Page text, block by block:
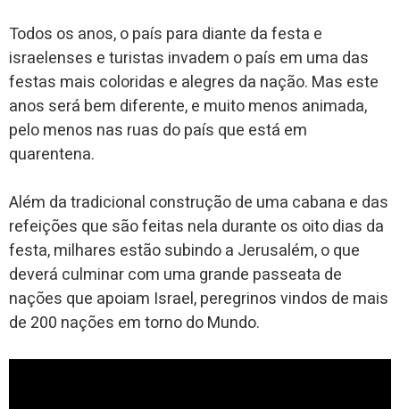
Todos os anos, o país para diante da festa e
israelenses e turistas invadem o país em uma das
festas mais coloridas e alegres da nação. Mas este
anos será bem diferente, e muito menos animada,
pelo menos nas ruas do país que está em
quarentena.
Além da tradicional construção de uma cabana e das
refeições que são feitas nela durante os oito dias da
festa, milhares estão subindo a Jerusalém, o que
deverá culminar com uma grande passeata de
nações que apoiam Israel, peregrinos vindos de mais
de 200 nações em torno do Mundo.